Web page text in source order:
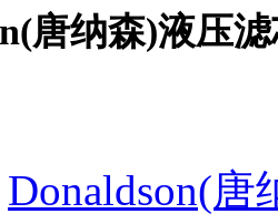
唐纳森)液压滤
Donaldson(唐